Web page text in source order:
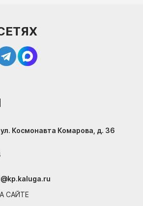
Космонавта Комарова, д. 36
САЙТЕ